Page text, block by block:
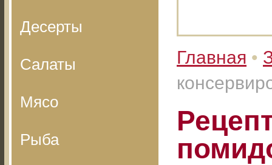
Десерты
Салаты
Мясо
Рыба
Главная •